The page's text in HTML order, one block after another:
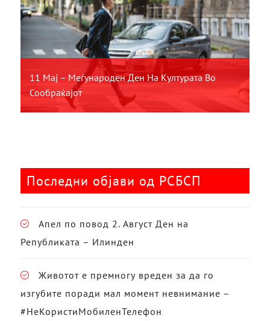
11 Мај – Меѓународен Ден На Културата Во
Сообраќајот
Последни објави од РСБСП
Апел по повод 2. Август Ден на
Републиката – Илинден
Животот е премногу вреден за да го
изгубите поради мал момент невнимание –
#НеКористиМобиленТелефон